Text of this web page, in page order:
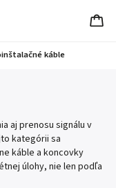
káble
aj prenosu signálu v
kategórii sa
káble a koncovky
úlohy, nie len podľa